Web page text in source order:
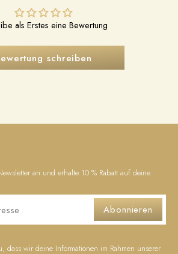
als Erstes eine Bewertung
schreiben
an und erhalte 10 % Rabatt auf deine
Abonnieren
dass wir deine Informationen im Rahmen unserer